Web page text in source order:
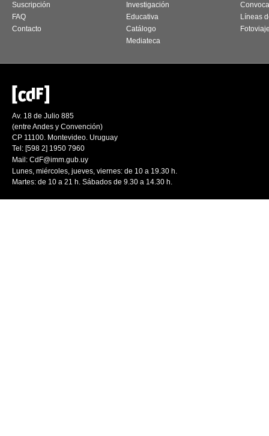
Suscripción
FAQ
Contacto
Investigación
Educativa
Catálogo
Mediateca
Líneas
Av. 18 de Julio 885
(entre Andes y Convención)
CP 11100. Montevideo. Uruguay
Tel: [598 2] 1950 7960
Mail: CdF@imm.gub.uy
Lunes, miércoles, jueves, viernes: de 10 a 19.30 h.
Martes: de 10 a 21 h. Sábados de 9.30 a 14.30 h.